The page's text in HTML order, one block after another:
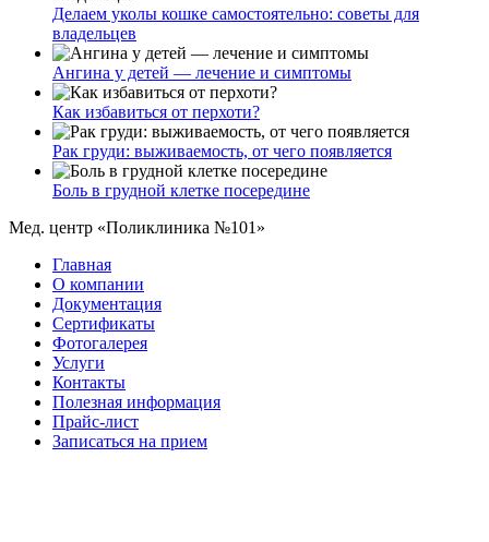
Делаем уколы кошке самостоятельно: советы для
владельцев
Ангина у детей — лечение и симптомы
Как избавиться от перхоти?
Рак груди: выживаемость, от чего появляется
Боль в грудной клетке посередине
Мед. центр «Поликлиника №101»
Главная
О компании
Документация
Сертификаты
Фотогалерея
Услуги
Контакты
Полезная информация
Прайс-лист
Записаться на прием